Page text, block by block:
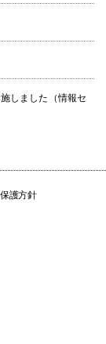
しました（情報セ
護方針